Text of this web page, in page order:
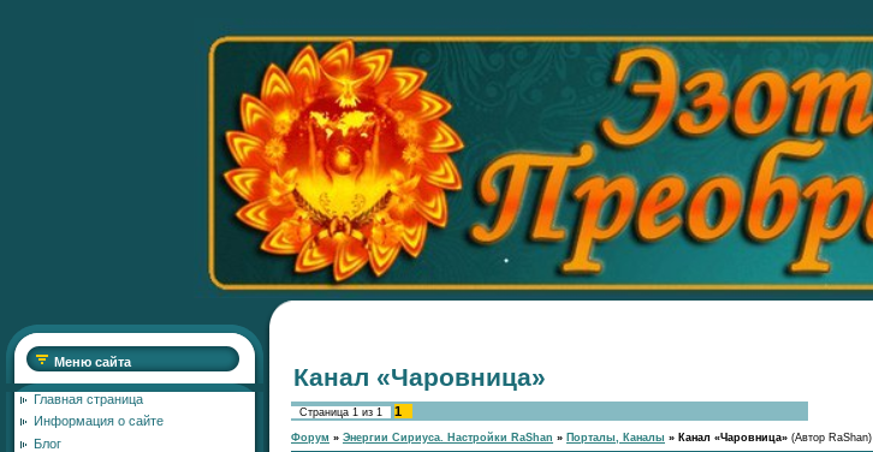
Меню сайта
Главная страница
Информация о сайте
Блог
Канал «Чаровница»
Страница 1 из 1 1
Форум » Энергии Сириуса. Настройки RaShan » Порталы, Каналы » Канал «Чаровница» (Автор RaShan)